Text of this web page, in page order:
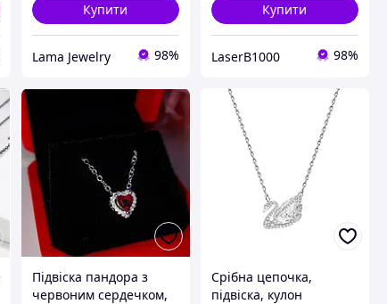
Купити
Lama Jewelry 98%
Купити
LaserB1000 98%
Підвіска пандора з
червоним сердечком,
Срібна цепочка,
підвіска, кулон